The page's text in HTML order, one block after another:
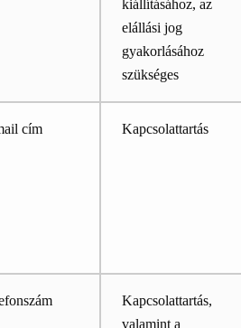
kiállításához, az
elállási jog
gyakorlásához
szükséges
cím Kapcsolattartás
Kapcsolattartás,
valamint a